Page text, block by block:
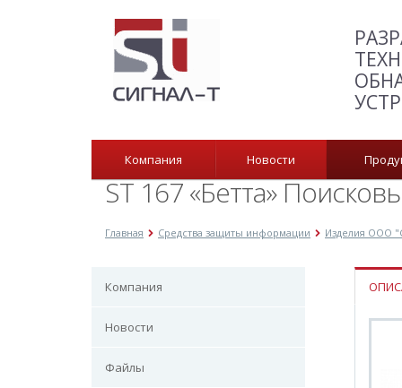
Компания Новости
ST 167 «Бетта»
Главная Средства защиты информации Изделия ООО
Компания
Новости
Файлы